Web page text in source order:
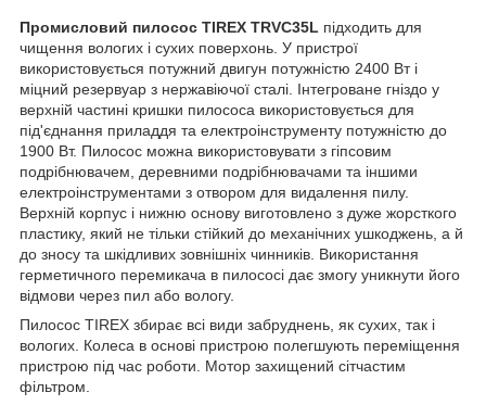
Промисловий пилосос TIREX TRVC35L підходить для
чищення вологих і сухих поверхонь. У пристрої
використовується потужний двигун потужністю 2400 Вт і
міцний резервуар з нержавіючої сталі. Інтегроване гніздо у
верхній частині кришки пилососа використовується для
під'єднання приладдя та електроінструменту потужністю до
1900 Вт. Пилосос можна використовувати з гіпсовим
подрібнювачем, деревними подрібнювачами та іншими
електроінструментами з отвором для видалення пилу.
Верхній корпус і нижню основу виготовлено з дуже жорсткого
пластику, який не тільки стійкий до механічних ушкоджень, а й
до зносу та шкідливих зовнішніх чинників. Використання
герметичного перемикача в пилососі дає змогу уникнути його
відмови через пил або вологу.
Пилосос TIREX збирає всі види забруднень, як сухих, так і
вологих. Колеса в основі пристрою полегшують переміщення
пристрою під час роботи. Мотор захищений сітчастим
фільтром.